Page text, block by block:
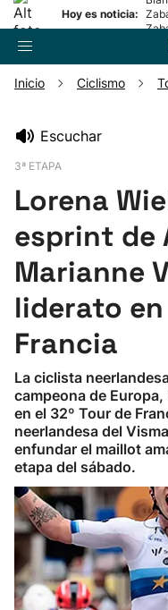
Hoy es noticia:
la
Pelota
Remo
Ciclismo
Herri-kirolak
Balonmano
Kirolak 360
Atletismo
Inicio Ciclismo
Escuchar
3ª ETAPA
Lorena
esprint de
Marianne
liderato
Francia
La ciclista
campeona de
en el 32º Tour de
neerlandesa del
enfundar el maillot
etapa del sábado.